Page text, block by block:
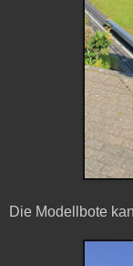
Die Modellbote